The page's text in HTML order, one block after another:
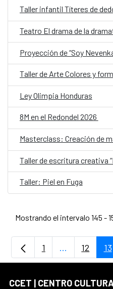
Taller infantil Títeres de
Teatro El drama de la
Taller de Arte Colores y
Ley Olimpia Honduras
8M en el Redondel 2026
Taller: Piel en Fuga
Mostrando el intervalo 145 -
Página
1 ...PáginasPágina
12 13
CCET | CENTRO